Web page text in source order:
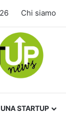
Chi siamo
STARTUP